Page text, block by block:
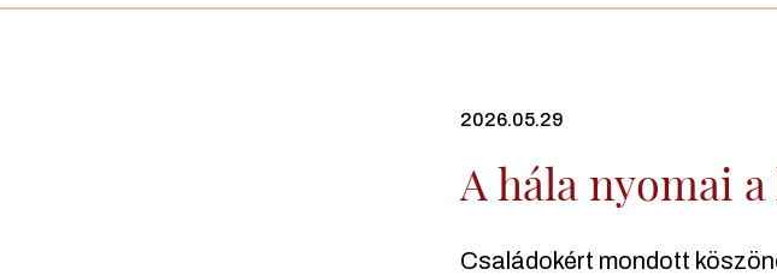
2026.05.29
A hála nyomai
Családokért mondott